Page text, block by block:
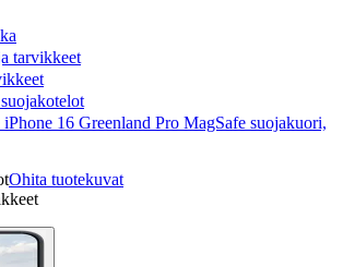
tarvikkeet
16 Greenland Pro MagSafe suojakuori,
Ohita tuotekuvat